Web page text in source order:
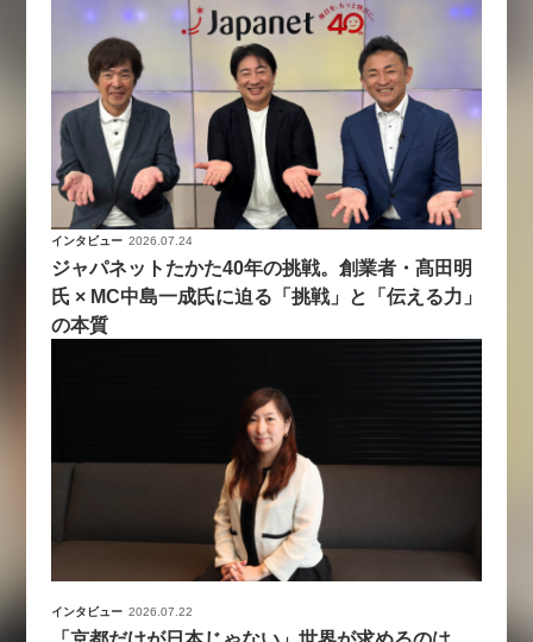
インタビュー 2026.07.24
ジャパネットたかた40年の挑戦。創業者・髙田明
氏 × MC中島一成氏に迫る「挑戦」と「伝える力」
の本質
インタビュー 2026.07.22